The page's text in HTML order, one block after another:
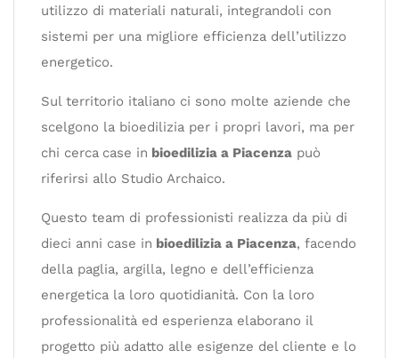
utilizzo di materiali naturali, integrandoli con
sistemi per una migliore efficienza dell’utilizzo
energetico.
Sul territorio italiano ci sono molte aziende che
scelgono la bioedilizia per i propri lavori, ma per
chi cerca case in bioedilizia a Piacenza può
riferirsi allo Studio Archaico.
Questo team di professionisti realizza da più di
dieci anni case in bioedilizia a Piacenza, facendo
della paglia, argilla, legno e dell’efficienza
energetica la loro quotidianità. Con la loro
professionalità ed esperienza elaborano il
progetto più adatto alle esigenze del cliente e lo